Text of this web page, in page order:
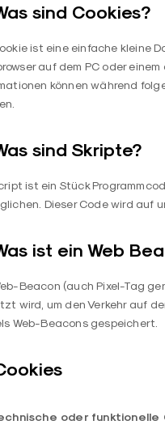
sind Cookies?
ist eine einfache kleine
auf dem PC oder
können während
sind Skripte?
ist ein Stück
Dieser Code wird auf
ist ein Web
Beacon (auch Pixel-Tag
wird, um den Verkehr auf
Web-Beacons gespeichert.
oder funktionelle